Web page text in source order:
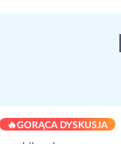
🔥GORĄCA DYSKUSJA